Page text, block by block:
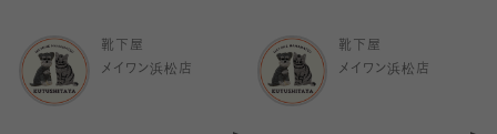
靴下屋
メイワン浜松店
靴下屋
メイワン浜松店